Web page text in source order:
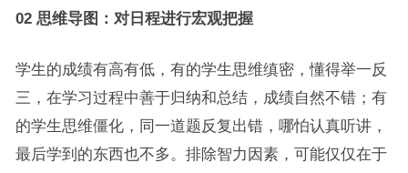
02 思维导图：对日程进行宏观把握
学生的成绩有高有低，有的学生思维缜密，懂得举一反
三，在学习过程中善于归纳和总结，成绩自然不错；有
的学生思维僵化，同一道题反复出错，哪怕认真听讲，
最后学到的东西也不多。排除智力因素，可能仅仅在于